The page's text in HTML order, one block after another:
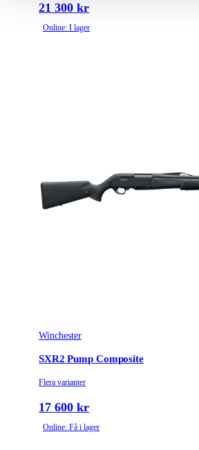
21 300 kr
Online: I lager
Winchester
SXR2 Pump Composite
Flera varianter
17 600 kr
Online: Få i lager